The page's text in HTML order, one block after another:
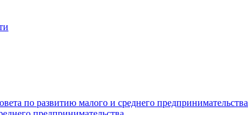
по развитию малого и среднего предпринимательства